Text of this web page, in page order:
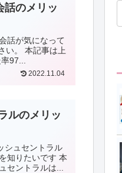
話のメリッ
話が気になって
い。 本記事は上
97...
2022.11.04
ルのメリッ
シュセントラル
知りたいです 本
セントラルは...